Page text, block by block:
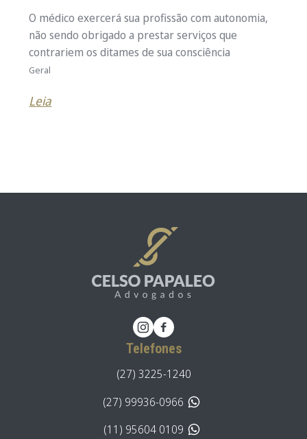
O médico exercerá sua profissão com autonomia,
não sendo obrigado a prestar serviços que
contrariem os ditames de sua consciência
Geral
Leia
Telefones
(27) 3225-1240
(27) 99936-0966
(11) 95604 0109